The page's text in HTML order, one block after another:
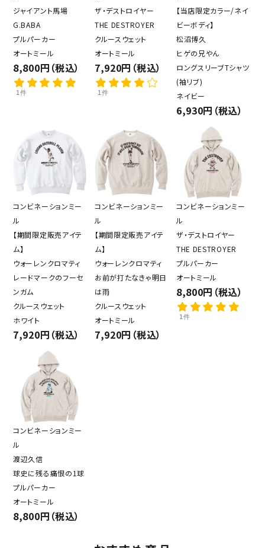
ジャイアント馬場
G.BABA
プルパーカー
オートミール
8,800円（税込）
1件
ザ・デストロイヤー
THE DESTROYER
クルースウェット
オートミール
7,920円（税込）
1件
【当店限定カラー/ネイ
ビーボディ】
松沼博久
ヒゲの兄やん
ロングスリーブTシャツ
(袖リブ)
ネイビー
6,930円（税込）
コンビネーションミー
ル
【期間限定販売アイテ
ム】
ウォーレンクロマティ
レードマークのフーセ
ンガム
クルースウェット
ホワイト
7,920円（税込）
コンビネーションミー
ル
【期間限定販売アイテ
ム】
ウォーレンクロマティ
お前が打たなきゃ明日
は雨
クルースウェット
オートミール
7,920円（税込）
コンビネーションミー
ル
ザ・デストロイヤー
THE DESTROYER
プルパーカー
オートミール
8,800円（税込）
1件
コンビネーションミー
ル
渡辺久信
球史に残る痛恨の1球
プルパーカー
オートミール
8,800円（税込）